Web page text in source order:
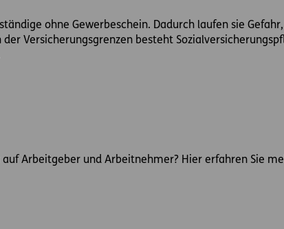
ohne Gewerbeschein. Dadurch laufen sie Gefahr,
Versicherungsgrenzen besteht
Arbeitgeber und Arbeitnehmer? Hier erfahren Sie